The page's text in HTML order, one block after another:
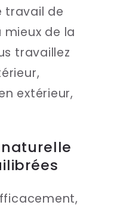
travail de
de la
travaillez
extérieur,